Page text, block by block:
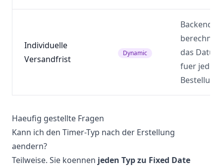
Individuelle
Versandfrist
Dynamic
Backend
berechnet
das Datum
fuer jede
Bestellung
Haeufig gestellte Fragen
Kann ich den Timer-Typ nach der Erstellung
aendern?
Teilweise. Sie koennen jeden Typ zu Fixed Date